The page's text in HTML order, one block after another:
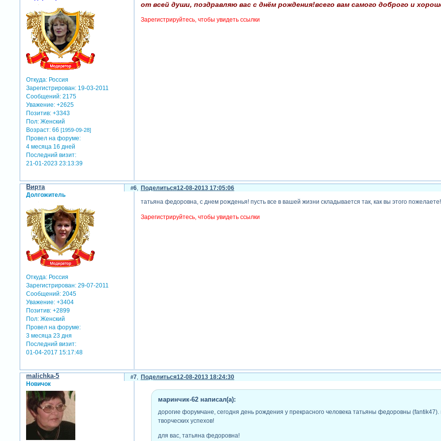
Откуда: Россия
Зарегистрирован: 19-03-2011
Сообщений: 2175
Уважение: +2625
Позитив: +3343
Пол: Женский
Возраст: 66[1959-09-28]
Провел на форуме:
4 месяца 16 дней
Последний визит:
21-01-2023 23:13:39
от всей души, поздравляю вас с днём рождения!всего вам самого доброго и
Зарегистрируйтесь, чтобы увидеть ссылки
Поделиться
6 12-08-2013 17:05:06
Вирта
Долгожитель
Откуда: Россия
Зарегистрирован: 29-07-2011
Сообщений: 2045
Уважение: +3404
Позитив: +2899
Пол: Женский
Провел на форуме:
3 месяца 23 дня
Последний визит:
01-04-2017 15:17:48
татьяна федоровна, с днем рожденья! пусть все в вашей жизни складывается так, как вы этого
Зарегистрируйтесь, чтобы увидеть ссылки
Поделиться
7 12-08-2013 18:24:30
malichka-5
Новичок
маринчик-62 написал(а):
дорогие форумчане, сегодня день рождения у прекрасного человека татьяны федоровны
творческих успехов!
для вас, татьяна федоровна!